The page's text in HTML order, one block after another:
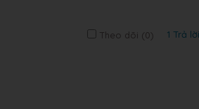
Theo dõi (0) 1 Trả lời